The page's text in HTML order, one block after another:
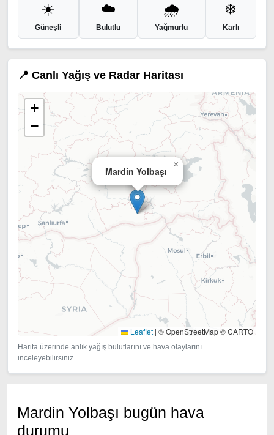
☀️
Güneşli
☁️
Bulutlu
🌧️
Yağmurlu
❄️
Karlı
📍 Canlı Yağış ve Radar Haritası
Mardin Yolbaşı
×
+
−
Leaflet | © OpenStreetMap © CARTO
Harita üzerinde anlık yağış bulutlarını ve hava olaylarını
inceleyebilirsiniz.
Mardin Yolbaşı bugün hava
durumu